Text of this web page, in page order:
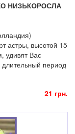
НИЗЬКОРОСЛА
астры, высотой 15
удивят Вас
период
21 грн.